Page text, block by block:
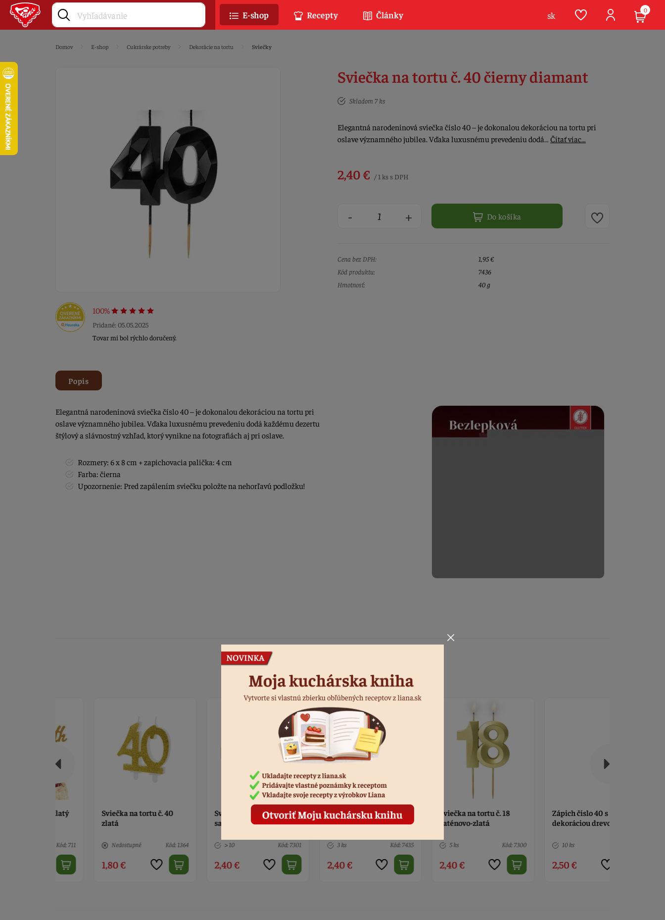
Domov E-shop Cukrárske potreby Dekorácie na tortu Sviečky
100%
Pridané: 05.05.2025
Tovar mi bol rýchlo doručený.
Sviečka na tortu č. 40 čierny diamant
Skladom 7 ks
Elegantná narodeninová sviečka číslo 40 – je dokonalou dekoráciou na tortu pri
oslave významného jubilea. Vďaka luxusnému prevedeniu dodá… Čítať viac…
2,40 € / 1 ks s DPH
- + Do košíka
Cena bez DPH:
1,95 €
Kód produktu:
7436
Hmotnosť:
40 g
Popis
Elegantná narodeninová sviečka číslo 40 – je dokonalou dekoráciou na tortu pri
oslave významného jubilea. Vďaka luxusnému prevedeniu dodá každému dezertu
štýlový a slávnostný vzhľad, ktorý vynikne na fotografiách aj pri oslave.
Rozmery: 6 x 8 cm + zapichovacia palička: 4 cm
Farba: čierna
Upozornenie: Pred zapálením sviečku položte na nehorľavú podložku!
Sviečka na tortu č. 40
Nedostupné Kód: 1364
1,80 €
Sviečka na tortu č. 40
saténovo-zlatá
> 10
2,40 €
Sviečka na tortu č. 30
čierny diamant
3 ks
2,40 €
Sviečka na tortu č. 18
saténovo-zlatá
5 ks
2,40 €
Zápich číslo 40 s
dekoráciou drevo
10 ks
2,50 €
E-shop Recepty Články sk 0